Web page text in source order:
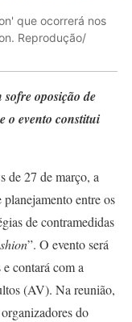
que ocorrerá nos
Reprodução/
oposição de
o evento constitui
de 27 de março, a
entre os
de contramedidas
”. O evento será
contará com a
(AV). Na reunião,
do